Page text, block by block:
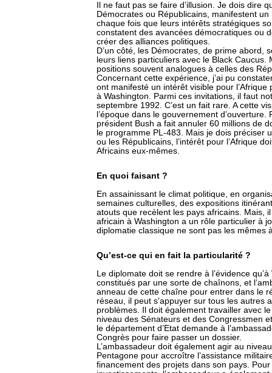
Il ne faut pas se faire d’illusion. Je dois dire
Démocrates ou Républicains, manifestent
chaque fois que leurs intérêts stratégiques
constatent des avancées démocratiques ou
créer des alliances politiques.
D’un côté, les Démocrates, de prime abord,
leurs liens particuliers avec le Black
positions souvent analogues à celles des
Concernant cette expérience, j’ai pu
ont manifesté un intérêt visible pour l’Afrique
à Washington. Parmi ces invitations, il faut
septembre 1992. C’est un fait rare. A cette
l’époque dans le gouvernement
président Bush a fait annuler 60 millions de
le programme PL-483. Mais je dois préciser
ou les Républicains, l’intérêt pour l’Afrique
Africains eux-mêmes.
En quoi faisant ?
En assainissant le climat politique, en
semaines culturelles, des expositions
atouts que recèlent les pays africains. Mais,
africain à Washington a un rôle particulier à
diplomatie classique ne sont pas les mêmes
Qu’est-ce qui en fait la particularité ?
Le diplomate doit se rendre à l’évidence
constitués par une sorte de chaînons, et
anneau de cette chaîne pour entrer dans le
réseau, il peut s’appuyer sur tous les autres
problèmes. Il doit également travailler avec
niveau des Sénateurs et des Congressmen
le département d’Etat demande à
Congrès pour faire passer un dossier.
L’ambassadeur doit également agir au
Pentagone pour accroître l’assistance
financement des projets dans son pays.